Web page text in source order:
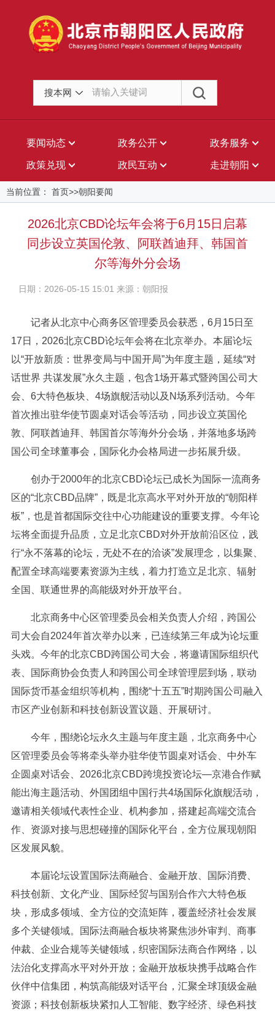
搜本网
要闻动态 政务公开 政务服务
政策兑现 政民互动 走进朝阳
当前位置： 首页>>朝阳要闻
2026北京CBD论坛年会将于6月15日启幕
同步设立英国伦敦、阿联酋迪拜、韩国首
尔等海外分会场
日期：2026-05-15 15:01 来源：朝阳报
记者从北京中心商务区管理委员会获悉，6月15日至
17日，2026北京CBD论坛年会将在北京举办。本届论坛
以“开放新质：世界变局与中国开局”为年度主题，延续“对
话世界 共谋发展”永久主题，包含1场开幕式暨跨国公司大
会、6大特色板块、4场旗舰活动以及N场系列活动。今年
首次推出驻华使节圆桌对话会等活动，同步设立英国伦
敦、阿联酋迪拜、韩国首尔等海外分会场，并落地多场跨
国公司全球董事会，国际化办会格局进一步拓展升级。
创办于2000年的北京CBD论坛已成长为国际一流商务
区的“北京CBD品牌”，既是北京高水平对外开放的“朝阳样
板”，也是首都国际交往中心功能建设的重要支撑。今年论
坛将全面提升品质，立足北京CBD对外开放前沿区位，践
行“永不落幕的论坛，无处不在的洽谈”发展理念，以集聚、
配置全球高端要素资源为主线，着力打造立足北京、辐射
全国、联通世界的高能级对外开放平台。
北京商务中心区管理委员会相关负责人介绍，跨国公
司大会自2024年首次举办以来，已连续第三年成为论坛重
头戏。今年的北京CBD跨国公司大会，将邀请国际组织代
表、国际商协会负责人和跨国公司全球管理层到场，联动
国际货币基金组织等机构，围绕“十五五”时期跨国公司融入
市区产业创新和科技创新设置议题、开展研讨。
今年，围绕论坛永久主题与年度主题，北京商务中心
区管理委员会等将牵头举办驻华使节圆桌对话会、中外车
企圆桌对话会、2026北京CBD跨境投资论坛—京港合作赋
能出海主题活动、外国团组中国行共4场国际化旗舰活动，
邀请相关领域代表性企业、机构参加，搭建起高端交流合
作、资源对接与思想碰撞的国际化平台，全方位展现朝阳
区发展风貌。
本届论坛设置国际法商融合、金融开放、国际消费、
科技创新、文化产业、国际经贸与国别合作六大特色板
块，形成多领域、全方位的交流矩阵，覆盖经济社会发展
多个关键领域。国际法商融合板块将聚焦涉外审判、商事
仲裁、企业合规等关键领域，织密国际法商合作网络，以
法治化支撑高水平对外开放；金融开放板块携手战略合作
伙伴中信集团，构筑高能级对话平台，汇聚全球顶级金融
资源；科技创新板块紧扣人工智能、数字经济、绿色科技